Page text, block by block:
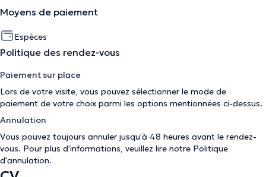
Moyens de paiement
Espèces
Politique des rendez-vous
Paiement sur place
Lors de votre visite, vous pouvez sélectionner le mode de
paiement de votre choix parmi les options mentionnées ci-dessus.
Annulation
Vous pouvez toujours annuler jusqu'à 48 heures avant le rendez-
vous. Pour plus d'informations, veuillez lire notre Politique
d'annulation.